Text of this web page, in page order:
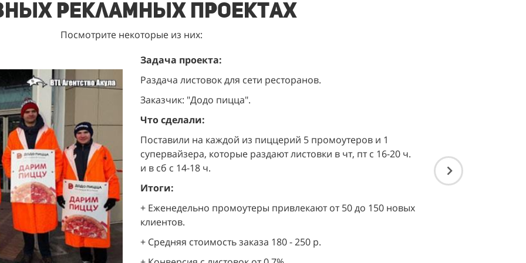
рекламных проектах
Посмотрите некоторые из них:
Задача проекта:
Раздача листовок для сети ресторанов.
Заказчик: "Додо пицца".
Что сделали:
Поставили на каждой из пиццерий 5 промоутеров и 1
супервайзера, которые раздают листовки в чт, пт с 16-20 ч.
и в сб с 14-18 ч.
Итоги:
+ Еженедельно промоутеры привлекают от 50 до 150 новых
клиентов.
+ Средняя стоимость заказа 180 - 250 р.